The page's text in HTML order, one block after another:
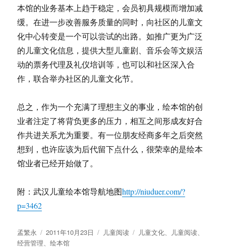
本馆的业务基本上趋于稳定，会员初具规模而增加减
缓。在进一步改善服务质量的同时，向社区的儿童文
化中心转变是一个可以尝试的出路。如推广更为广泛
的儿童文化信息，提供大型儿童剧、音乐会等文娱活
动的票务代理及礼仪培训等，也可以和社区深入合
作，联合举办社区的儿童文化节。
总之，作为一个充满了理想主义的事业，绘本馆的创
业者注定了将背负更多的压力，相互之间形成友好合
作共进关系尤为重要。有一位朋友经商多年之后突然
想到，也许应该为后代留下点什么，很荣幸的是绘本
馆业者已经开始做了。
附：武汉儿童绘本馆导航地图http://niuduer.com/?
p=3462
作
者
孟繁永
发
布
2011年10月23日
分
儿童阅读
标
儿童文化、 儿童阅读、
经营管理、绘本馆